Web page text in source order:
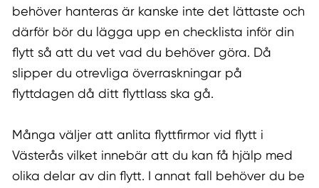
behöver hanteras är kanske inte det lättaste och
därför bör du lägga upp en checklista inför din
flytt så att du vet vad du behöver göra. Då
slipper du otrevliga överraskningar på
flyttdagen då ditt flyttlass ska gå.
Många väljer att anlita flyttfirmor vid flytt i
Västerås vilket innebär att du kan få hjälp med
olika delar av din flytt. I annat fall behöver du be